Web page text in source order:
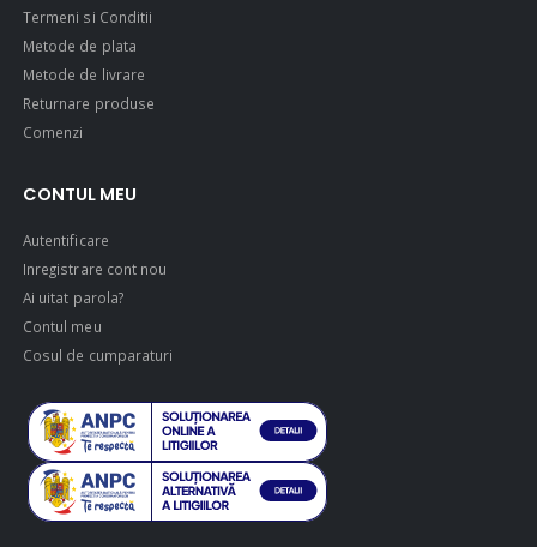
Termeni si Conditii
Metode de plata
Metode de livrare
Returnare produse
Comenzi
CONTUL MEU
Autentificare
Inregistrare cont nou
Ai uitat parola?
Contul meu
Cosul de cumparaturi